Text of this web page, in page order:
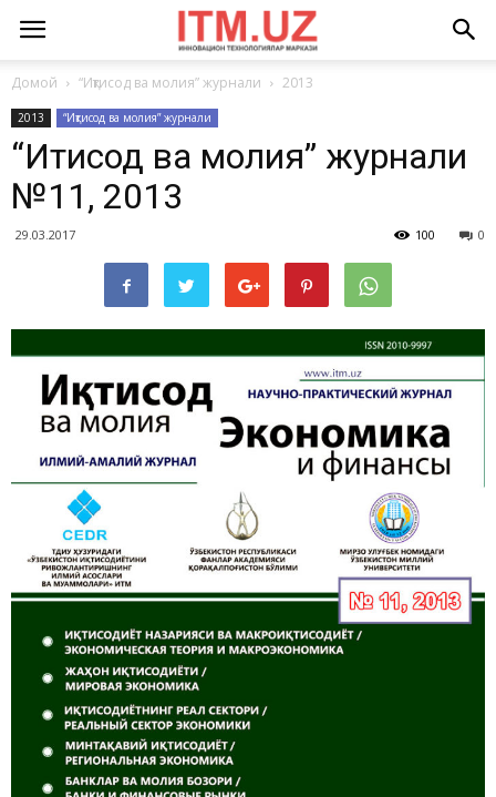
Домой “Иқтисод ва молия” журнали 2013
2013 “Иқтисод ва молия” журнали
“Иқтисод ва молия” журнали
№11, 2013
29.03.2017 0
100